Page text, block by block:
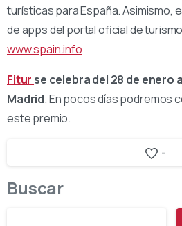
turísticas para España. Asimismo,
de apps del portal oficial de
www.spain.info
Fitur se celebra del 28 de enero
Madrid. En pocos días podremos
este premio.
-
Buscar